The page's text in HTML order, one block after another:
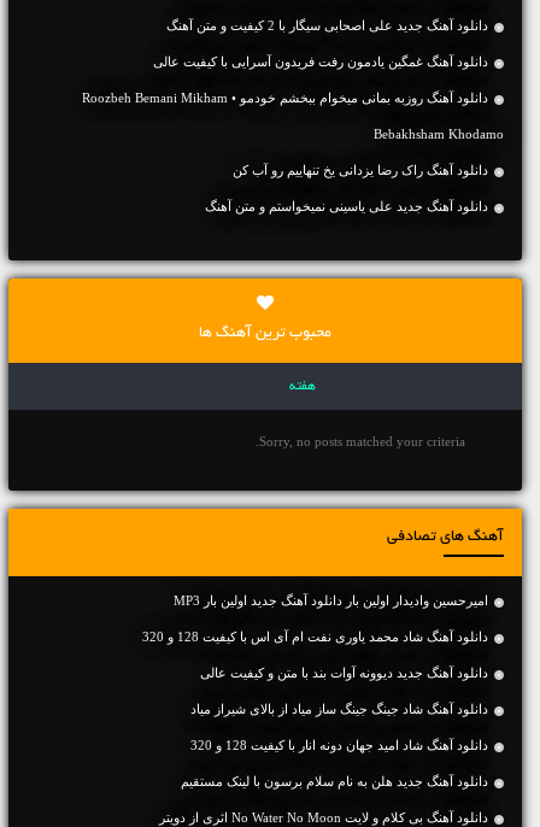
دانلود آهنگ جديد علی اصحابی سیگار با 2 کیفیت و متن آهنگ
دانلود آهنگ غمگین یادمون رفت فریدون آسرایی با کیفیت عالی
دانلود آهنگ روزبه بمانی میخوام ببخشم خودمو • Roozbeh Bemani Mikham
Bebakhsham Khodamo
دانلود آهنگ راک رضا یزدانی یخ تنهاییم رو آب کن
دانلود آهنگ جديد علی یاسینی نمیخواستم و متن آهنگ
محبوب ترین آهنگ ها
هفته
Sorry, no posts matched your criteria.
آهنگ های تصادفی
امیرحسین وادیدار اولین بار دانلود آهنگ جدید اولین بار MP3
دانلود آهنگ شاد محمد یاوری نفت ام آی اس با کیفیت 128 و 320
دانلود آهنگ جديد دیوونه آوات بند با متن و کیفیت عالی
دانلود آهنگ شاد جینگ جینگ ساز میاد از بالای شیراز میاد
دانلود آهنگ شاد امید جهان دونه انار با کیفیت 128 و 320
دانلود آهنگ جديد هلن به نام سلام برسون با لینک مستقیم
دانلود آهنگ بی کلام و لایت No Water No Moon اثری از دویتر